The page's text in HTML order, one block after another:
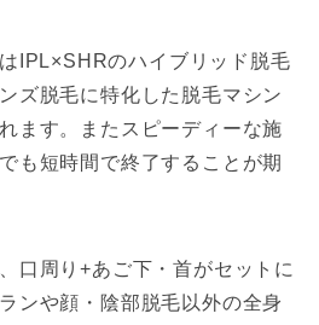
IPL×SHRのハイブリッド脱毛
ズ脱毛に特化した脱毛マシン
ます。またスピーディーな施
も短時間で終了することが期
口周り+あご下・首がセットに
ンや顔・陰部脱毛以外の全身